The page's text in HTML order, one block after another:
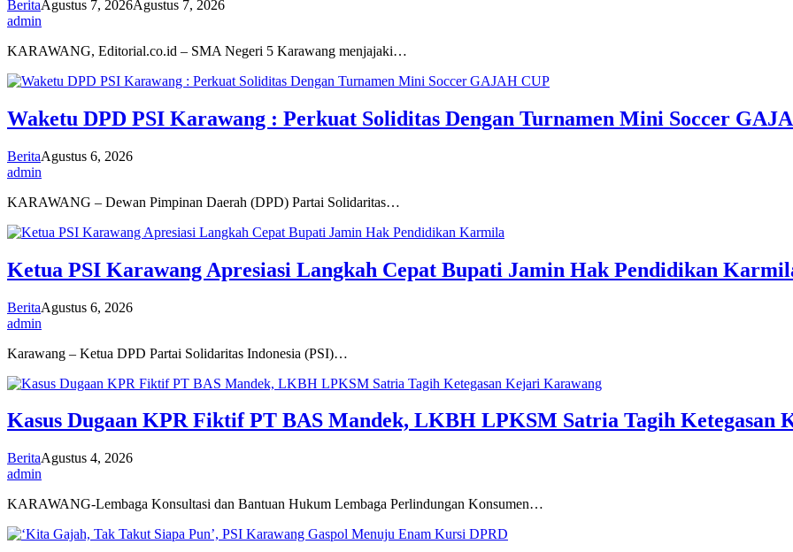
BeritaAgustus 7, 2026Agustus 7, 2026
admin
KARAWANG, Editorial.co.id – SMA Negeri 5 Karawang menjajaki…
Waketu DPD PSI Karawang : Perkuat Soliditas Dengan Turnamen Mini Soccer
BeritaAgustus 6, 2026
admin
KARAWANG – Dewan Pimpinan Daerah (DPD) Partai Solidaritas…
Ketua PSI Karawang Apresiasi Langkah Cepat Bupati Jamin Hak Pendidikan
BeritaAgustus 6, 2026
admin
Karawang – Ketua DPD Partai Solidaritas Indonesia (PSI)…
Kasus Dugaan KPR Fiktif PT BAS Mandek, LKBH LPKSM Satria Tagih Ketegasan
BeritaAgustus 4, 2026
admin
KARAWANG-Lembaga Konsultasi dan Bantuan Hukum Lembaga Perlindungan Konsumen…